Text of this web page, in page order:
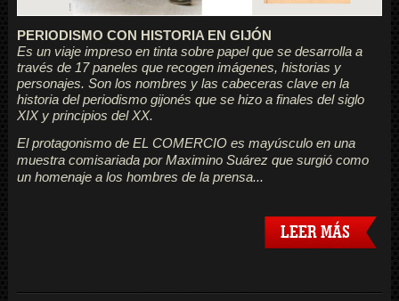
PERIODISMO CON HISTORIA EN GIJÓN
Es un viaje impreso en tinta sobre papel que se desarrolla a
través de 17 paneles que recogen imágenes, historias y
personajes. Son los nombres y las cabeceras clave en la
historia del periodismo gijonés que se hizo a finales del siglo
XIX y principios del XX.
El protagonismo de EL COMERCIO es mayúsculo en una
muestra comisariada por Maximino Suárez que surgió como
un homenaje a los hombres de la prensa...
LEER MÁS